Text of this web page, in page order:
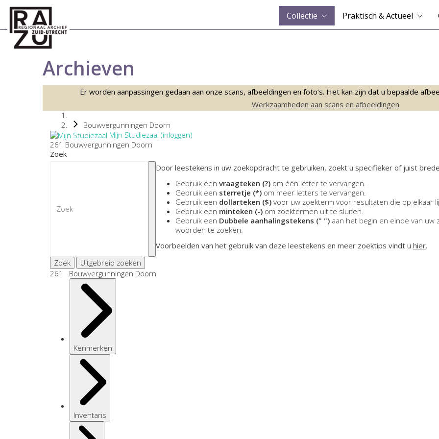
Collectie Praktisch & Actueel
Archieven
Er worden aanpassingen gedaan aan onze scans, afbeeldingen en foto’s. Het kan zijn dat u bepaalde
Werkzaamheden aan scans en afbeeldingen
Bouwvergunningen Doorn
Mijn Studiezaal (inloggen)
261 Bouwvergunningen Doorn
Zoek
Door leestekens in uw zoekopdracht te gebruiken, zoekt u specifieker of juist
Gebruik een vraagteken (?) om één letter te vervangen.
Gebruik een sterretje (*) om meer letters te vervangen.
Gebruik een dollarteken ($) voor uw zoekterm voor resultaten die op elkaar
Gebruik een minteken (-) om zoektermen uit te sluiten.
Gebruik een Dubbele aanhalingstekens (" ") aan het begin en einde van uw
woorden te zoeken.
Voorbeelden van het gebruik van deze leestekens en meer zoektips vindt u hier.
Zoek
Uitgebreid zoeken
261 Bouwvergunningen Doorn
Kenmerken
Inventaris